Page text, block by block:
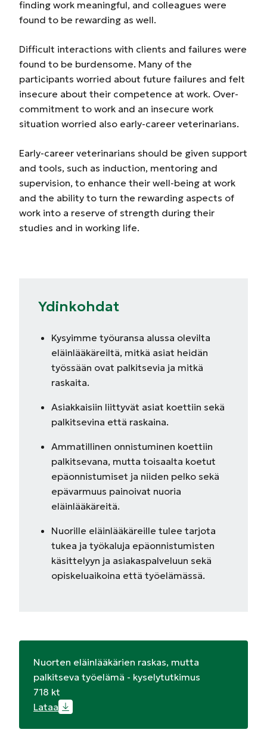
finding work meaningful, and colleagues were
found to be rewarding as well.
Difficult interactions with clients and failures were
found to be burdensome. Many of the
participants worried about future failures and felt
insecure about their competence at work. Over-
commitment to work and an insecure work
situation worried also early-career veterinarians.
Early-career veterinarians should be given support
and tools, such as induction, mentoring and
supervision, to enhance their well-being at work
and the ability to turn the rewarding aspects of
work into a reserve of strength during their
studies and in working life.
Ydinkohdat
Kysyimme työuransa alussa olevilta
eläinlääkäreiltä, mitkä asiat heidän
työssään ovat palkitsevia ja mitkä
raskaita.
Asiakkaisiin liittyvät asiat koettiin sekä
palkitsevina että raskaina.
Ammatillinen onnistuminen koettiin
palkitsevana, mutta toisaalta koetut
epäonnistumiset ja niiden pelko sekä
epävarmuus painoivat nuoria
eläinlääkäreitä.
Nuorille eläinlääkäreille tulee tarjota
tukea ja työkaluja epäonnistumisten
käsittelyyn ja asiakaspalveluun sekä
opiskeluaikoina että työelämässä.
Nuorten eläinlääkärien raskas, mutta
palkitseva työelämä - kyselytutkimus
718 kt
Lataa